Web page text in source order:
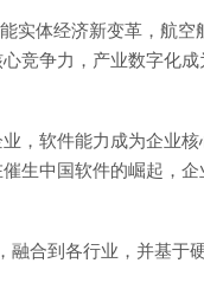
实体经济新变革，航空
竞争力，产业数字化
，软件能力成为企业
生中国软件的崛起，
融合到各行业，并基于